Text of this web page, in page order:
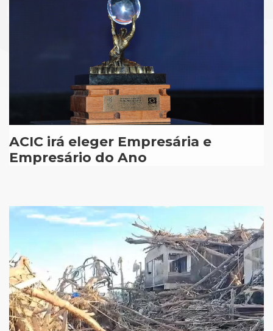
ACIC irá eleger Empresária e
Empresário do Ano